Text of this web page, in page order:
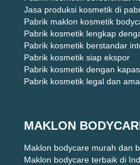
Jasa produksi kosmetik di
Pabrik maklon kosmetik
Pabrik kosmetik lengkap
Pabrik kosmetik berstandar
Pabrik kosmetik siap ekspor
Pabrik kosmetik dengan
Pabrik kosmetik legal dan
MAKLON
Maklon bodycare murah dan
Maklon bodycare terbaik di